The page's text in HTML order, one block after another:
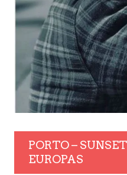
PORTO –
EUROPAS